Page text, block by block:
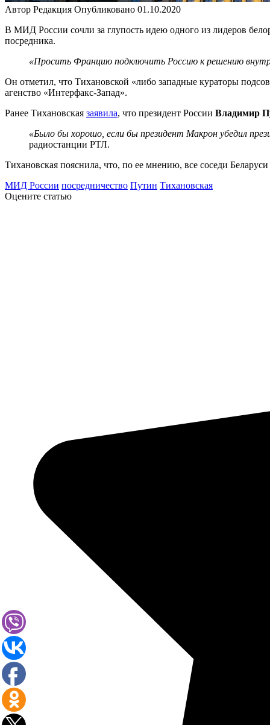
Автор Редакция Опубликовано 01.10.2020
В МИД России сочли за глупость идею одного из лидеров
посредника.
«Просить Францию подключить Россию к решению
Он отметил, что Тихановской «либо западные кураторы
агенство «Интерфакс-Запад».
Ранее Тихановская заявила, что президент России Владимир
«Было бы хорошо, если бы президент Макрон убедил
радиостанции РТЛ.
Тихановская пояснила, что, по ее мнению, все соседи
МИД России посредничество Путин Тихановская
Оцените статью